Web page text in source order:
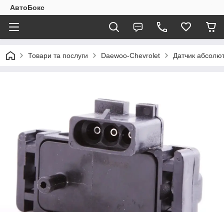
АвтоБокс
Товари та послуги Daewoo-Chevrolet Датчик